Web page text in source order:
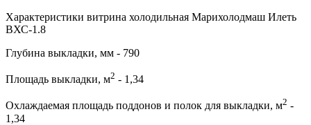
Характеристики витрина холодильная Марихолодмаш Илеть
ВХС-1.8
Глубина выкладки, мм - 790
Площадь выкладки, м2 - 1,34
Охлаждаемая площадь поддонов и полок для выкладки, м2 -
1,34